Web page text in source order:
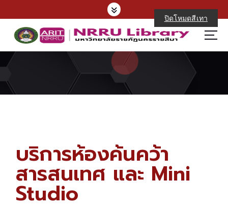
บริการห้องค้นคว้า
สารสนเทศ และ Mini
Studio
ปิดโหมดสีเทา